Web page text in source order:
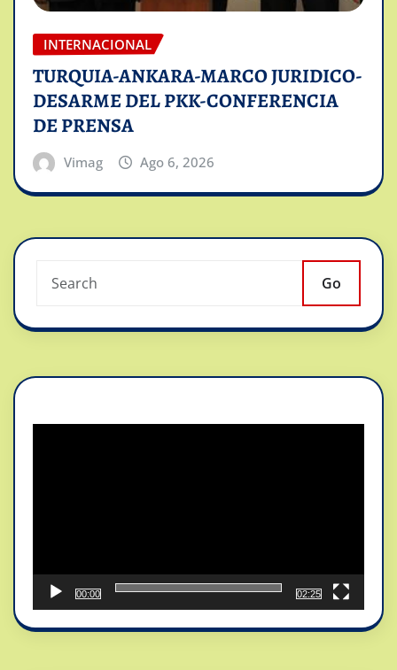
INTERNACIONAL
TURQUIA-ANKARA-MARCO JURIDICO-
DESARME DEL PKK-CONFERENCIA
DE PRENSA
Vimag Ago 6, 2026
Go
00:00 02:25